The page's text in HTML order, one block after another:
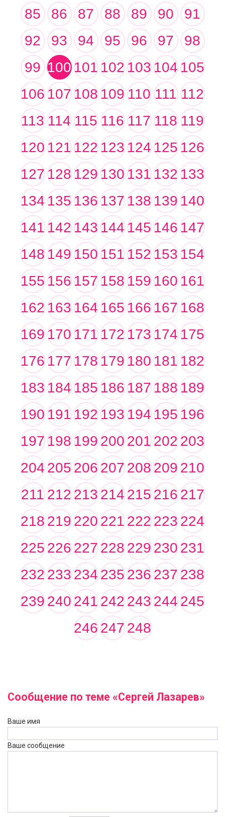
85
86 87 88 89 90
91
92
93 94 95 96 97
98
99 100101102103104105
106107108109110 111 112
113 114 115 116 117 118 119
120121122123124125126
127128129130131132133
134135136137138139140
141142143144145146147
148149150151152153154
155156157158159160161
162163164165166167168
169170171172173174175
176177178179180181182
183184185186187188189
190191192193194195196
197198199200201202203
204205206207208209210
211212213214215216217
218219220221222223224
225226227228229230231
232233234235236237238
239240241242243244245
246247248
Сообщение по теме «Сергей Лазарев»
Ваше имя
Ваше сообщение